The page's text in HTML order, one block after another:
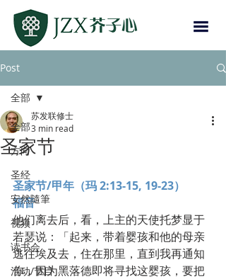
Post
全部
方向
圣经
安然隨筆
视频
读书会
活动/节目
全部
圣家节
苏发联修士
3 min read
圣家节/甲年（玛 2:13-15, 19-23）
福音
他们离去后，看，上主的天使托梦显于
若瑟说：「起来，带着婴孩和他的母亲
逃往埃及去，住在那里，直到我再通知
你，因为黑落德即将寻找这婴孩，要把